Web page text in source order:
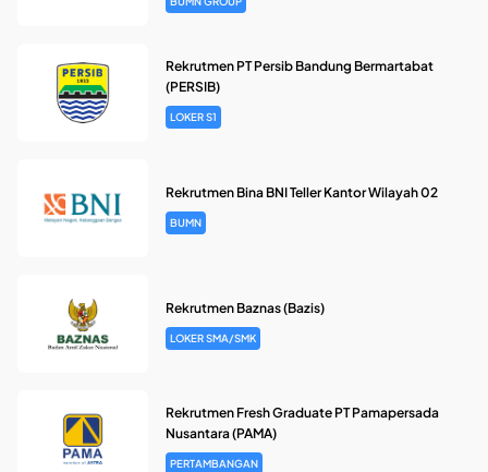
Rekrutmen PT Persib Bandung Bermartabat
(PERSIB)
LOKER S1
Rekrutmen Bina BNI Teller Kantor Wilayah 02
BUMN
Rekrutmen Baznas (Bazis)
LOKER SMA/SMK
Rekrutmen Fresh Graduate PT Pamapersada
Nusantara (PAMA)
PERTAMBANGAN